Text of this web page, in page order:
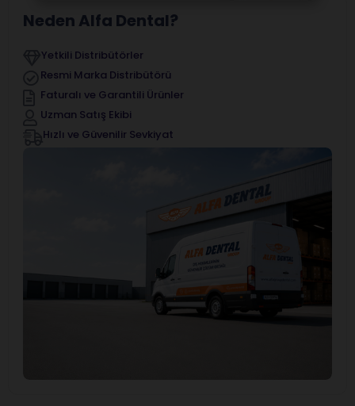
Neden Alfa Dental?
Yetkili Distribütörler
Resmi Marka Distribütörü
Faturalı ve Garantili Ürünler
Uzman Satış Ekibi
Hızlı ve Güvenilir Sevkiyat